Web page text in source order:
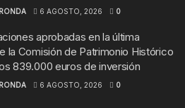
6 AGOSTO, 2026 0
aprobadas en la última
la Comisión de Patrimonio Histórico
839.000 euros de inversión
6 AGOSTO, 2026 0